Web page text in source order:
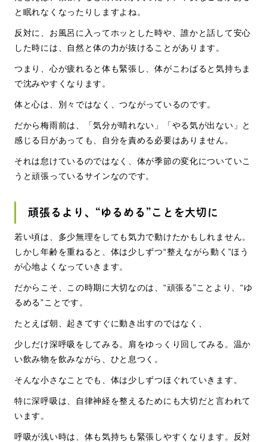
と眠れなくなったりしますよね。
反対に、お風呂に入ってホッとした時や、誰かと話して安心
した時には、自然と体の力が抜けることがあります。
つまり、心が疲れると体も緊張し、体がこわばると気持ちま
で沈みやすくなります。
体と心は、別々ではなく、つながっているのです。
だから梅雨前は、「気分が晴れない」「やる気が出ない」と
感じる日があっても、自分を責める必要はありません。
それは怠けているのではなく、体が季節の変化についていこ
うと頑張っているサインなのです。
頑張るより、“ゆるめる”ことを大切に
若い頃は、多少無理をしても気力で動けたかもしれません。
しかし年齢を重ねると、体は少しずつ“整えながら動く ”ほう
が心地よくなっていきます。
だからこそ、この時期に大切なのは、 “頑張る”ことより、 “ゆ
るめる”こ とです。
たとえば朝、起きてすぐに動き出すのではなく、
少しだけ深呼吸をしてみる。肩をゆっくり回してみる。温か
い飲み物を飲みながら、ひと息つく。
そんな小さなことでも、体は少しずつほぐれていきます。
特に深呼吸は、自律神経を整えるためにも大切だと言われて
います。
呼吸が浅い時は、体も気持ちも緊張しやすくなります。反対